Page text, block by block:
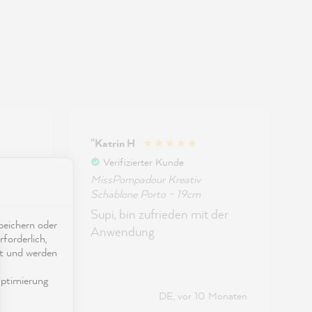
im
"Katrin H
Verifizierter Kunde
MissPompadour Kreativ
Schablone Porto - 19cm
Supi, bin zufrieden mit der
Anwendung
DE, vor 10 Monaten
oder
und werden